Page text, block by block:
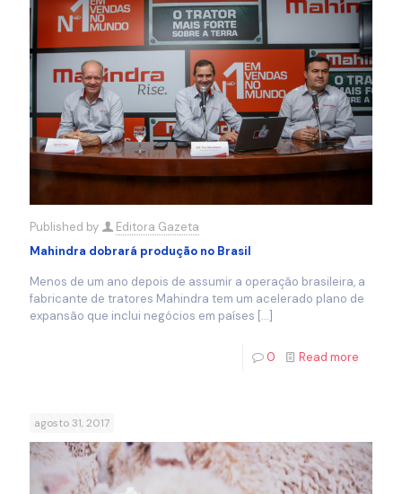
Published by
Editora Gazeta
Mahindra dobrará produção no Brasil
Menos de um ano depois de assumir a operação brasileira, a
fabricante de tratores Mahindra tem um acelerado plano de
expansão que inclui negócios em países […]
0 Read more
agosto 31, 2017